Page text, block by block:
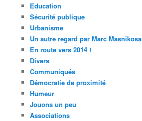
Education
Sécurité publique
Urbanisme
Un autre regard par Marc Masnikosa
En route vers 2014 !
Divers
Communiqués
Démocratie de proximité
Humeur
Jouons un peu
Associations